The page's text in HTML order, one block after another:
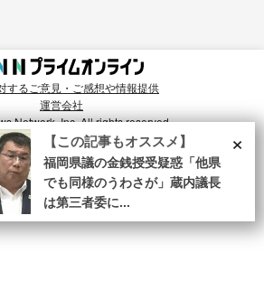
するご意見・ご感想や情報提供
運営会社
Network, Inc. All rights reserved.
ズ・興味・関⼼に合致したコンテンツや広告配信を提供する
す。詳細は、
プライバシーポリシー をご確認ください。×
【この記事もオススメ】
福岡県議の金銭授受疑惑「他県
でも同様のうわさが」蔵内議長
は第三者委に...